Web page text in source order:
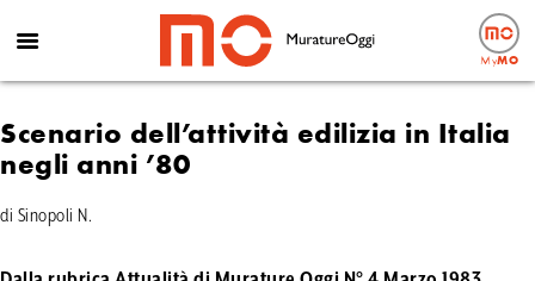
MyMO
Scenario dell’attività edilizia in Italia
negli anni ’80
di Sinopoli N.